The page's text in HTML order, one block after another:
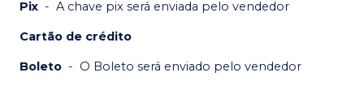
Pix - A chave pix será enviada pelo vendedor
Cartão de crédito
Boleto - O Boleto será enviado pelo vendedor